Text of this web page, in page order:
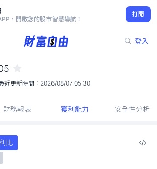
，開啟您的股市智慧導航！
打開
登入
8.08
-1.22%
近更新時間： 2026/08/07 05:30
財務報表 獲利能力 安全性分析
比